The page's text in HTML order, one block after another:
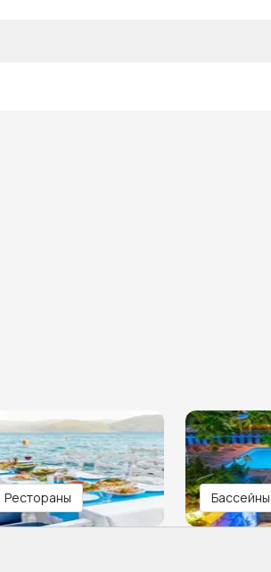
Рестораны Бассейны